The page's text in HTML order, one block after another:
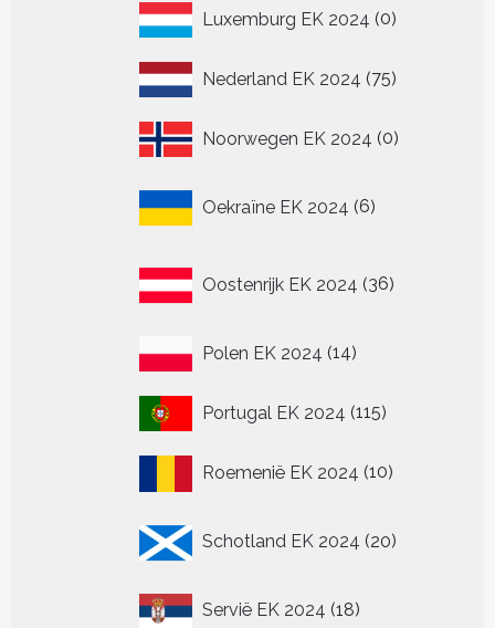
Luxemburg EK 2024 00
Nederland EK 2024 7575
Noorwegen EK 2024 00
Oekraïne EK 2024 6
producten
Oostenrijk EK 2024 36
producten
Polen EK 2024 1414
Portugal EK 2024 115115
Roemenië EK 2024 1010
Schotland EK 2024 20
producten
Servië EK 2024 1818